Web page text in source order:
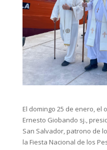
El domingo 25 de enero,
Ernesto Giobando sj.,
San Salvador, patrono de
la Fiesta Nacional de los